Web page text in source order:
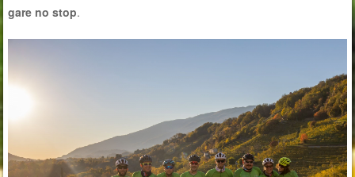
gare no stop.